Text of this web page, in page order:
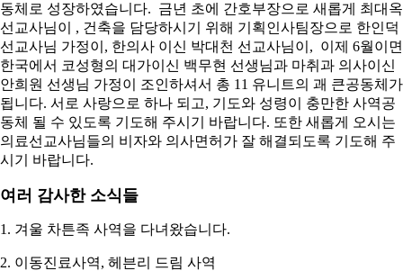
동체로 성장하였습니다. 금년 초에 간호부장으로 새롭게 최대옥
선교사님이 , 건축을 담당하시기 위해 기획인사팀장으로 한인덕
선교사님 가정이, 한의사 이신 박대천 선교사님이, 이제 6월이면
한국에서 코성형의 대가이신 백무현 선생님과 마취과 의사이신
안희원 선생님 가정이 조인하셔서 총 11 유니트의 괘 큰공동체가
됩니다. 서로 사랑으로 하나 되고, 기도와 성령이 충만한 사역공
동체 될 수 있도록 기도해 주시기 바랍니다. 또한 새롭게 오시는
의료선교사님들의 비자와 의사면허가 잘 해결되도록 기도해 주
시기 바랍니다.
여러 감사한 소식들
1. 겨울 차튼족 사역을 다녀왔습니다.
2. 이동진료사역, 헤븐리 드림 사역